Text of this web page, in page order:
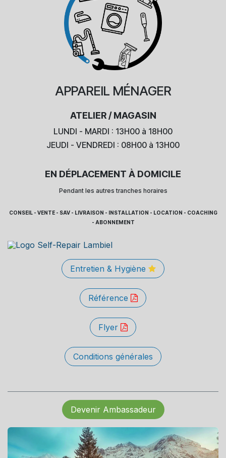
APPAREIL MÉNAGER
ATELIER / MAGASIN
LUNDI - MARDI : 13H00 à 18H00
JEUDI - VENDREDI : 08H00 à 13H00
EN DÉPLACEMENT À DOMICILE
Pendant les autres tranches horaires
CONSEIL - VENTE - SAV - LIVRAISON - INSTALLATION - LOCATION - COACHING
- ABONNEMENT
Entretien & Hygiène
Référence
Flyer
Conditions générales
Devenir Ambassadeur